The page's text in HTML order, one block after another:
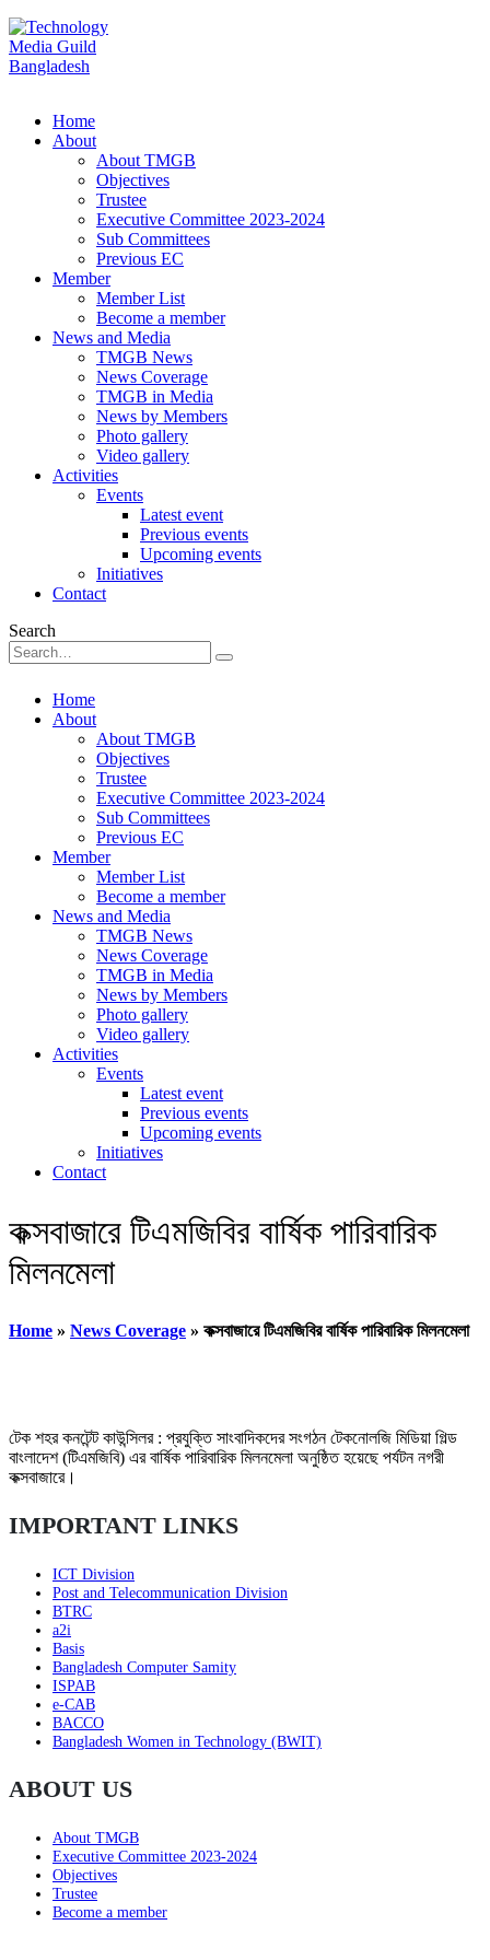
Home
About
About TMGB
Objectives
Trustee
Executive Committee 2023-2024
Sub Committees
Previous EC
Member
Member List
Become a member
News and Media
TMGB News
News Coverage
TMGB in Media
News by Members
Photo gallery
Video gallery
Activities
Events
Latest event
Previous events
Upcoming events
Initiatives
Contact
Search
Home
About
About TMGB
Objectives
Trustee
Executive Committee 2023-2024
Sub Committees
Previous EC
Member
Member List
Become a member
News and Media
TMGB News
News Coverage
TMGB in Media
News by Members
Photo gallery
Video gallery
Activities
Events
Latest event
Previous events
Upcoming events
Initiatives
Contact
কক্সবাজারে টিএমজিবির বার্ষিক পারিবারিক
মিলনমেলা
Home » News Coverage » কক্সবাজারে টিএমজিবির বার্ষিক পারিবারিক মিলনমেলা
টেক শহর কনটেন্ট কাউন্সিলর : প্রযুক্তি সাংবাদিকদের সংগঠন টেকনোলজি মিডিয়া গিল্ড
বাংলাদেশ (টিএমজিবি) এর বার্ষিক পারিবারিক মিলনমেলা অনুষ্ঠিত হয়েছে পর্যটন নগরী
কক্সবাজারে।
IMPORTANT LINKS
ICT Division
Post and Telecommunication Division
BTRC
a2i
Basis
Bangladesh Computer Samity
ISPAB
e-CAB
BACCO
Bangladesh Women in Technology (BWIT)
ABOUT US
About TMGB
Executive Committee 2023-2024
Objectives
Trustee
Become a member